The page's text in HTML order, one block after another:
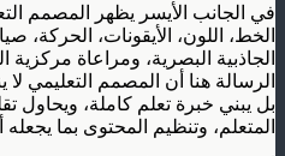
في الجانب الأيسر يظهر المصمم
الخط، اللون، الأيقونات، الحركة،
الجاذبية البصرية، ومراعاة مركزية
الرسالة هنا أن المصمم التعليمي
بل يبني خبرة تعلم كاملة، ويحاول
المتعلم، وتنظيم المحتوى بما